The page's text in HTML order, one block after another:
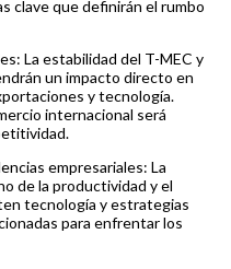
clave que definirán el rumbo
La estabilidad del T-MEC y
un impacto directo en
y tecnología.
internacional será
empresariales: La
de la productividad y el
tecnología y estrategias
para enfrentar los